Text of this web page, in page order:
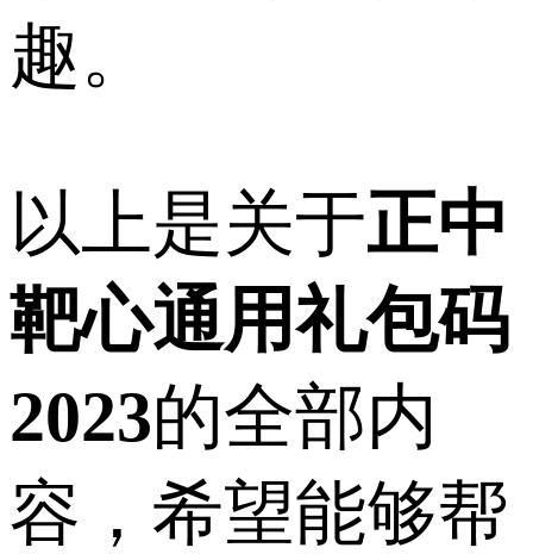
趣。
以上是关于正中
靶心通用礼包码
2023的全部内
容，希望能够帮